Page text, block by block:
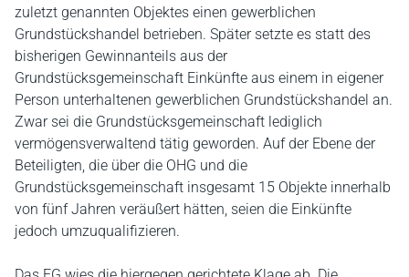
zuletzt genannten Objektes einen gewerblichen
Grundstückshandel betrieben. Später setzte es statt des
bisherigen Gewinnanteils aus der
Grundstücksgemeinschaft Einkünfte aus einem in eigener
Person unterhaltenen gewerblichen Grundstückshandel an.
Zwar sei die Grundstücksgemeinschaft lediglich
vermögensverwaltend tätig geworden. Auf der Ebene der
Beteiligten, die über die OHG und die
Grundstücksgemeinschaft insgesamt 15 Objekte innerhalb
von fünf Jahren veräußert hätten, seien die Einkünfte
jedoch umzuqualifizieren.